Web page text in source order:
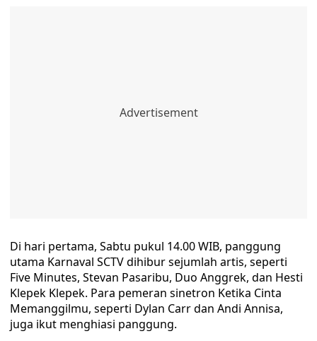
Di hari pertama, Sabtu pukul 14.00 WIB, panggung
utama Karnaval SCTV dihibur sejumlah artis, seperti
Five Minutes, Stevan Pasaribu, Duo Anggrek, dan Hesti
Klepek Klepek. Para pemeran sinetron Ketika Cinta
Memanggilmu, seperti Dylan Carr dan Andi Annisa,
juga ikut menghiasi panggung.